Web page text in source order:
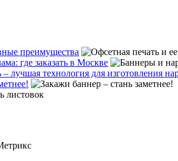
преимущества
где заказать в Москве
лучшая технология для изготовления